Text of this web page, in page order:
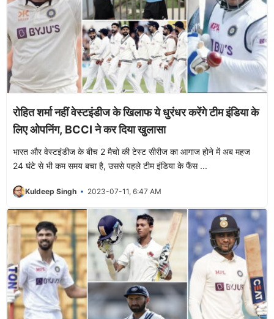
रोहित शर्मा नहीं वेस्टइंडीज के खिलाफ ये धुरंधर करेंगे टीम इंडिया के
लिए ओपनिंग, BCCI ने कर दिया खुलासा
भारत और वेस्टइंडीज के बीच 2 मैचो की टेस्ट सीरीज का आगाज होने में अब महज
24 घंटे से भी कम समय बचा है, उससे पहले टीम इंडिया के फैंस ...
Kuldeep Singh 2023-07-11, 6:47 AM